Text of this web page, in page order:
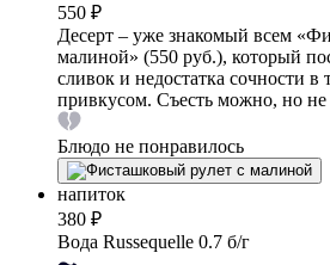
550 ₽
Десерт – уже знакомый всем
малиной» (550 руб.), который
сливок и недостатка сочности
привкусом. Съесть можно, но не
Блюдо не понравилось
напиток
380 ₽
Вода Russequelle 0.7 б/г